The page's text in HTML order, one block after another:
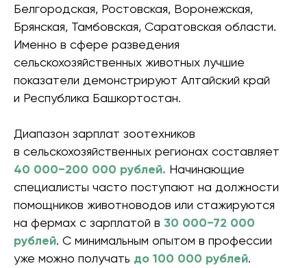
Белгородская, Ростовская, Воронежская,
Брянская, Тамбовская, Саратовская области.
Именно в сфере разведения
сельскохозяйственных животных лучшие
показатели демонстрируют Алтайский край
и Республика Башкортостан.
Диапазон зарплат зоотехников
в сельскохозяйственных регионах составляет
40 000−200 000 рублей. Начинающие
специалисты часто поступают на должности
помощников животноводов или стажируются
на фермах с зарплатой в 30 000−72 000
рублей. С минимальным опытом в профессии
уже можно получать до 100 000 рублей.